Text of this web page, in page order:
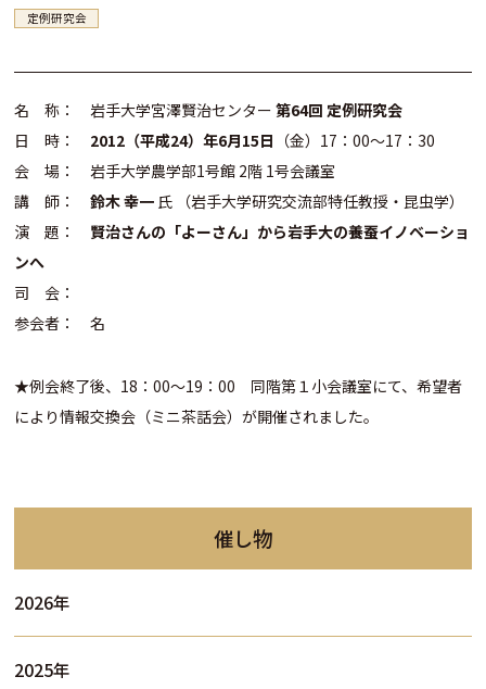
定例研究会
名 称： 岩手大学宮澤賢治センター第64回 定例研究会
日 時： 2012（平成24）年6月15日 （金）17：00～17：30
会 場： 岩手大学農学部1号館 2階 1号会議室
講 師：鈴木 幸一 氏 （岩手大学研究交流部特任教授・昆虫学）
演 題： 賢治さんの「よーさん」から岩手大の養蚕イノベーショ
ンへ
司 会：
参会者： 名
★例会終了後、18：00～19：00 同階第１小会議室にて、希望者
により情報交換会（ミニ茶話会）が開催されました。
催し物
2026年
2025年